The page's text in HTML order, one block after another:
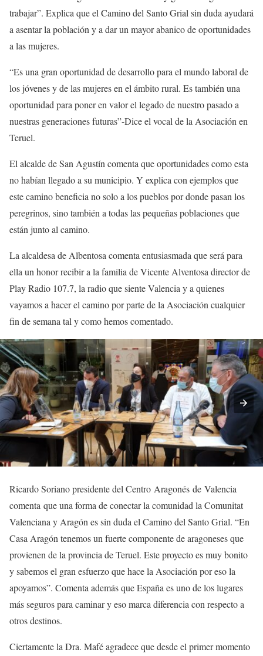
trabajar”. Explica que el Camino del Santo Grial sin duda ayudará
a asentar la población y a dar un mayor abanico de oportunidades
a las mujeres.
“Es una gran oportunidad de desarrollo para el mundo laboral de
los jóvenes y de las mujeres en el ámbito rural. Es también una
oportunidad para poner en valor el legado de nuestro pasado a
nuestras generaciones futuras”-Dice el vocal de la Asociación en
Teruel.
El alcalde de San Agustín comenta que oportunidades como esta
no habían llegado a su municipio. Y explica con ejemplos que
este camino beneficia no solo a los pueblos por donde pasan los
peregrinos, sino también a todas las pequeñas poblaciones que
están junto al camino.
La alcaldesa de Albentosa comenta entusiasmada que será para
ella un honor recibir a la familia de Vicente Alventosa director de
Play Radio 107.7, la radio que siente Valencia y a quienes
vayamos a hacer el camino por parte de la Asociación cualquier
fin de semana tal y como hemos comentado.
Ricardo Soriano presidente del Centro Aragonés de Valencia
comenta que una forma de conectar la comunidad la Comunitat
Valenciana y Aragón es sin duda el Camino del Santo Grial. “En
Casa Aragón tenemos un fuerte componente de aragoneses que
provienen de la provincia de Teruel. Este proyecto es muy bonito
y sabemos el gran esfuerzo que hace la Asociación por eso la
apoyamos”. Comenta además que España es uno de los lugares
más seguros para caminar y eso marca diferencia con respecto a
otros destinos.
Ciertamente la Dra. Mafé agradece que desde el primer momento